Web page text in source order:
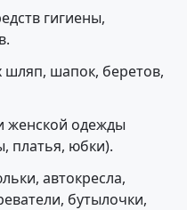
гигиены,
шапок, беретов,
женской одежды
платья, юбки).
автокресла,
бутылочки,